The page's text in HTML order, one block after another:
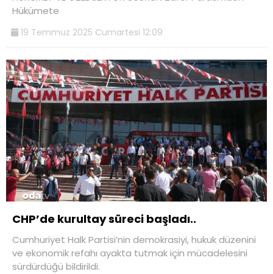
Hükümete
19 Temmuz 2025 Cumartesi 12:09
CHP’de kurultay süreci başladı..
Cumhuriyet Halk Partisi’nin demokrasiyi, hukuk düzenini
ve ekonomik refahı ayakta tutmak için mücadelesini
sürdürdüğü bildirildi.